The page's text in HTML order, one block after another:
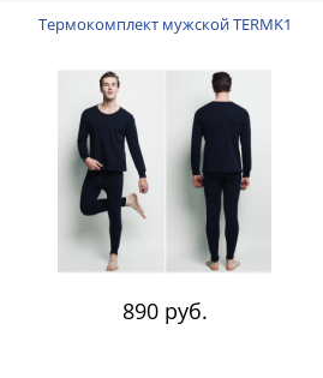
Термокомплект мужской TERMK1
890 руб.